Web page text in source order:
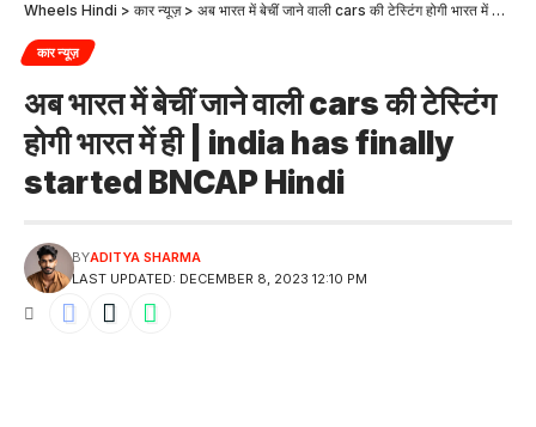
Wheels Hindi > कार न्यूज़> अब भारत में बेचीं जाने वाली cars की टेस्टिंग होगी भारत में ही | india has finally started BNCAP Hindi
कार न्यूज़
अब भारत में बेचीं जाने वाली cars की टेस्टिंग
होगी भारत में ही | india has finally
started BNCAP Hindi
LAST UPDATED: DECEMBER 8, 2023 12:10 PM
BYADITYA SHARMA